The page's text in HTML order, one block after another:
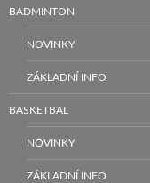
BADMINTON
NOVINKY
ZÁKLADNÍ INFO
BASKETBAL
NOVINKY
ZÁKLADNÍ INFO